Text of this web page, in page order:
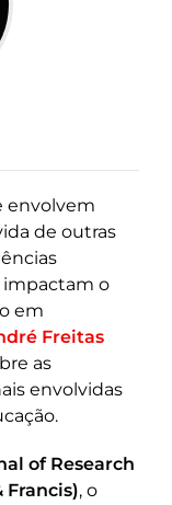
envolvem
de outras
impactam o
em
Freitas
as
envolvidas
of Research
Francis), o